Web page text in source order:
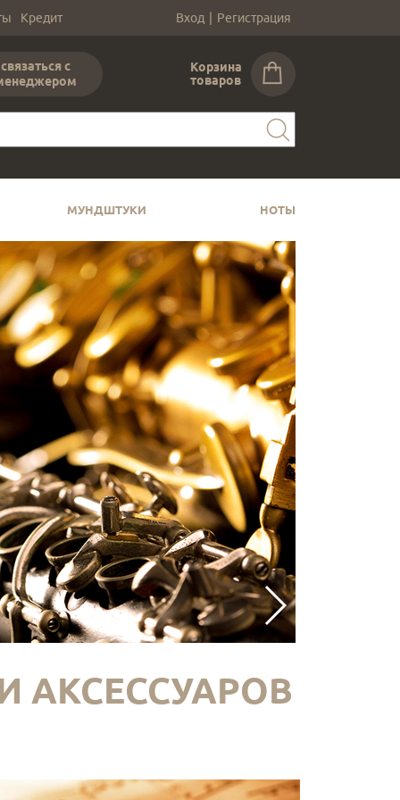
Кредит Вход | Регистрация
связаться с
Корзина
товаров
МУНДШТУКИ НОТЫ
АКСЕССУАРОВ